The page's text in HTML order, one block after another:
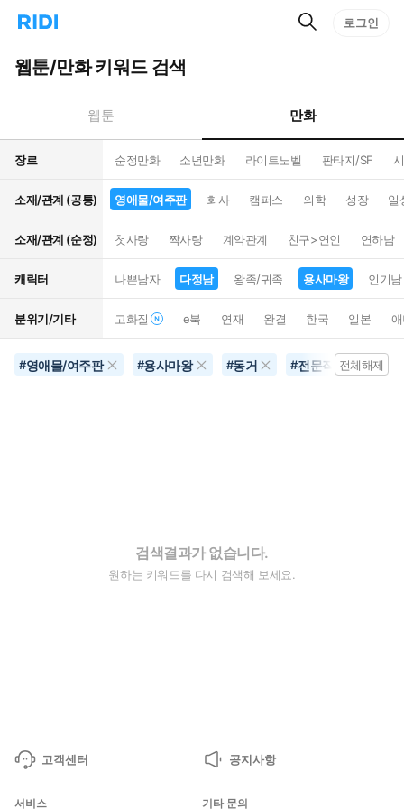
리
홈
으
턴
트
검
로그인
웹툰/만화 키워드 검색
웹툰 만화
장르 순정만화 소년만화 라이트노벨 판타지/SF
소재/관계 (공통) 영애물/여주판 회사 캠퍼스 의학 성장 일
소재/관계 (순정) 첫사랑 짝사랑 계약관계 친구>연인 연하남
캐릭터 나쁜남자 다정남 왕족/귀족 용사마왕 인기남
분위기/기타 고화질 e북 연재 완결 한국 일본
#영애물/여주판 #용사마왕 #동거 #전문직 #결혼
전체해제
검색결과가 없습니다.
원하는 키워드를 다시 검색해 보세요.
고객센터 공지사항
서비스 기타 문의